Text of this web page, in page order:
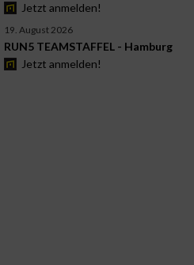
Jetzt anmelden!
19. August 2026
RUN5 TEAMSTAFFEL - Hamburg
Jetzt anmelden!